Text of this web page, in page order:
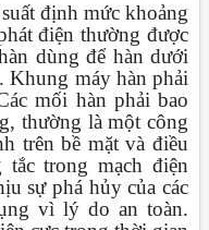
định mức khoảng
điện thường được
dùng để hàn dưới
Khung máy hàn phải
mối hàn phải bao
thường là một công
trên bề mặt và điều
trong mạch điện
sự phá hủy của các
vì lý do an toàn.